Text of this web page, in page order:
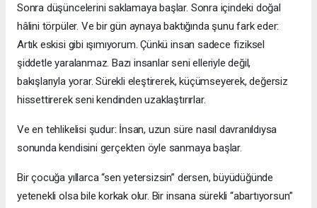
Sonra düşüncelerini saklamaya başlar. Sonra içindeki doğal
hâlini törpüler. Ve bir gün aynaya baktığında şunu fark eder:
Artık eskisi gibi ışımıyorum. Çünkü insan sadece fiziksel
şiddetle yaralanmaz. Bazı insanlar seni elleriyle değil,
bakışlarıyla yorar. Sürekli eleştirerek, küçümseyerek, değersiz
hissettirerek seni kendinden uzaklaştırırlar.
Ve en tehlikelisi şudur: İnsan, uzun süre nasıl davranıldıysa
sonunda kendisini gerçekten öyle sanmaya başlar.
Bir çocuğa yıllarca “sen yetersizsin” dersen, büyüdüğünde
yetenekli olsa bile korkak olur. Bir insana sürekli “abartıyorsun”